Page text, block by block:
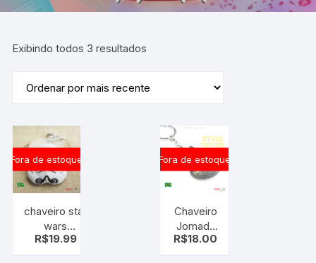
Exibindo todos 3 resultados
Fora de estoque
chaveiro star
wars
stormtrooper
R$19.99
Fora de estoque
Chaveiro
Jornada
Nas
R$18.00